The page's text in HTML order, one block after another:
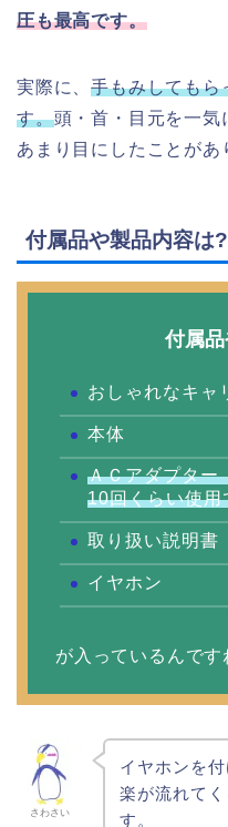
圧も最高です。
実際に、手もみしてもら
す。頭・首・目元を一気
あまり目にしたことがあ
付属品や製品内容は?
付属
おしゃれなキャ
本体
ＡＣアダプター
10回くらい使用
取り扱い説明書
イヤホン
が入っているんです
さわさい
イヤホンを
楽が流れて
す。